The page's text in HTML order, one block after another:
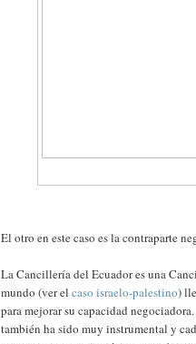
El otro en este caso es la contraparte
La Cancillería del Ecuador es una
mundo (ver el caso israelo-palestino)
para mejorar su capacidad
también ha sido muy instrumental y